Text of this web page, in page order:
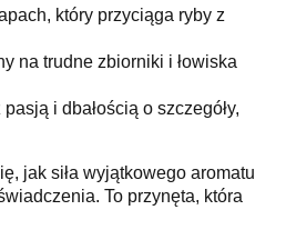
który przyciąga ryby z
na trudne zbiorniki i łowiska
i dbałością o szczegóły,
jak siła wyjątkowego aromatu
To przynęta, która